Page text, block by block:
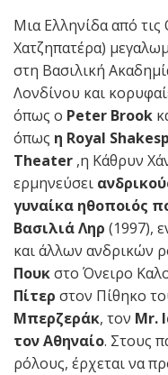
Μια Ελληνίδα από τις
Χατζηπατέρα)
στη Βασιλική
Λονδίνου και
όπως ο Peter Brook
όπως η Royal
Theater ,η Κάθρυν
ερμηνεύσει
γυναίκα ηθοποιός
Βασιλιά Ληρ (1997),
και άλλων ανδρικών
Πουκστο Όνειρο
Πίτερ στον Πίθηκο
Μπερζεράκ, τον Mr.
τον Αθηναίο. Στους
ρόλους, έρχεται να